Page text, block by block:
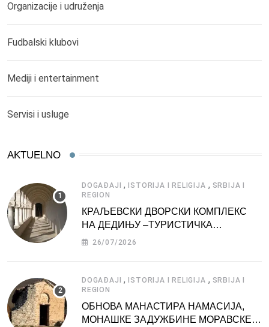
Organizacije i udruženja
Fudbalski klubovi
Mediji i entertainment
Servisi i usluge
AKTUELNO
DOGAĐAJI ,ISTORIJA I RELIGIJA , SRBIJA I
REGION
КРАЉЕВСКИ ДВОРСКИ КОМПЛЕКС
НА ДЕДИЊУ –ТУРИСТИЧКА
АТРАКЦИЈА
26/07/2026
DOGAĐAJI ,ISTORIJA I RELIGIJA , SRBIJA I
REGION
ОБНОВА МАНАСТИРА НАМАСИЈА,
МОНАШКЕ ЗАДУЖБИНЕ МОРАВСКЕ